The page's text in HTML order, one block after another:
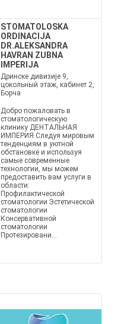
STOMATOLOSKA
ORDINACIJA
DR.ALEKSANDRA
HAVRAN ZUBNA
IMPERIJA
Дринске дивизије 9,
цокольный этаж, кабинет 2,
Борча
Добро пожаловать в
стоматологическую
клинику ДЕНТАЛЬНАЯ
ИМПЕРИЯ Следуя мировым
тенденциям в уютной
обстановке и используя
самые современные
технологии, мы можем
предоставить вам услуги в
области:
Профилактической
стоматологии Эстетической
стоматологии
Консервативной
стоматологии
Протезировани...